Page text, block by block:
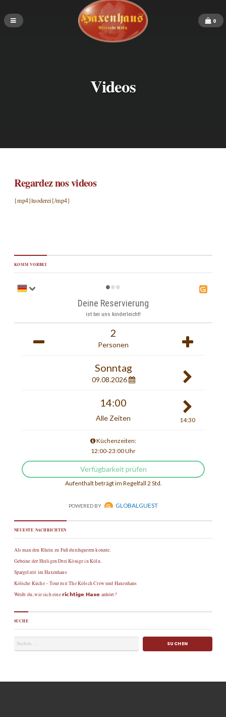
0
Videos
Regardez nos videos
{mp4}luoderei{/mp4}
KOMM VORBEI
NEUESTE NACHRICHTEN
Als man den Rhein zu Fuß durchqueren konnte.
Gebeine der Heiligen Drei Könige in Köln.
Spargelzeit im Haxenhaus
Kölsche Küche – Tour mit The Kölsch Crew und Haxenhaus
Weißt du, wie sich eine 𝗿𝗶𝗰𝗵𝘁𝗶𝗴𝗲 𝗛𝗮𝘅𝗲 anhört?
SUCHE